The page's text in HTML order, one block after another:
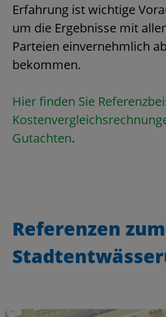
Erfahrung ist wichtige
um die Ergebnisse mit
Parteien einvernehmlich
bekommen.
Hier finden Sie
Gutachten.
Referenzen